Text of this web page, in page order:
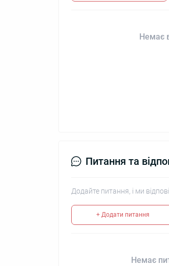
Немає
Питання та
Додайте питання, і ми
+ Додати питання
Немає